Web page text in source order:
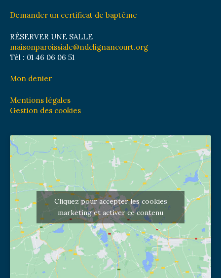
Demander un certificat de baptême
RÉSERVER UNE SALLE
maisonparoissiale@ndclignancourt.org
Tél : 01 46 06 06 51
Mon denier
Mentions légales
Gestion des cookies
Cliquez pour accepter les cookies
marketing et activer ce contenu